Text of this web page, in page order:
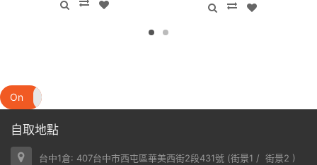
On
自取地點
台中1倉: 407台中市西屯區華美西街2段431號 (街景1 / 街景2 )